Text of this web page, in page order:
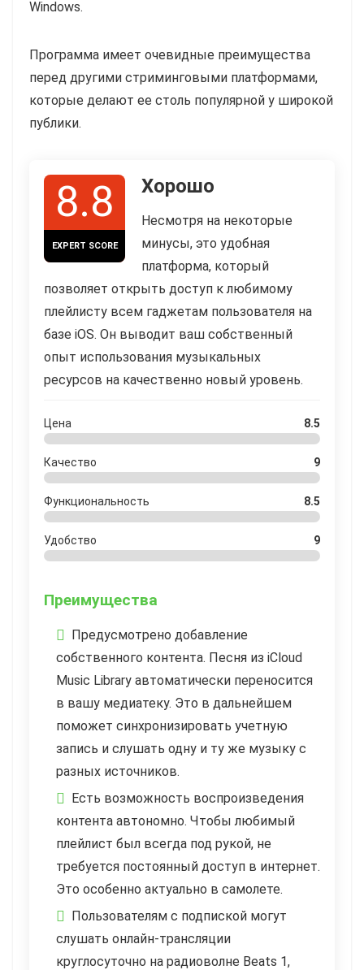
Windows.
Программа имеет очевидные преимущества
перед другими стриминговыми платформами,
которые делают ее столь популярной у широкой
публики.
8.8
EXPERT SCORE
Хорошо
Несмотря на некоторые
минусы, это удобная
платформа, который
позволяет открыть доступ к любимому
плейлисту всем гаджетам пользователя на
базе iOS. Он выводит ваш собственный
опыт использования музыкальных
ресурсов на качественно новый уровень.
Цена 8.5
Качество 9
Функциональность 8.5
Удобство 9
Преимущества
Предусмотрено добавление
собственного контента. Песня из iCloud
Music Library автоматически переносится
в вашу медиатеку. Это в дальнейшем
поможет синхронизировать учетную
запись и слушать одну и ту же музыку с
разных источников.
Есть возможность воспроизведения
контента автономно. Чтобы любимый
плейлист был всегда под рукой, не
требуется постоянный доступ в интернет.
Это особенно актуально в самолете.
Пользователям с подпиской могут
слушать онлайн-трансляции
круглосуточно на радиоволне Beats 1,